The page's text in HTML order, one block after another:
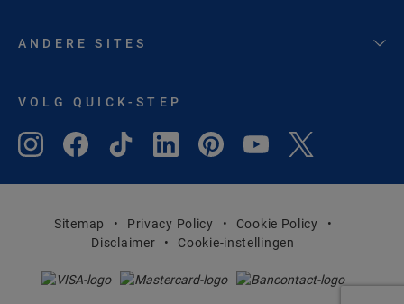
ANDERE SITES
VOLG QUICK-STEP
Sitemap Privacy Policy
Cookie Policy
Disclaimer
Cookie-instellingen